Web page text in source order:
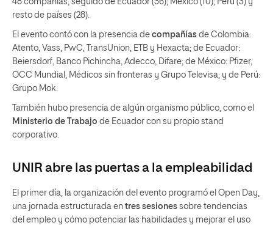
resto de países (28).
El evento contó con la presencia de compañías de Colombia:
Atento, Vass, PwC, TransUnion, ETB y Hexacta; de Ecuador:
Beiersdorf, Banco Pichincha, Adecco, Difare; de México: Pfizer,
OCC Mundial, Médicos sin fronteras y Grupo Televisa; y de Perú:
Grupo Mok.
También hubo presencia de algún organismo público, como el
Ministerio de Trabajo de Ecuador con su propio stand
corporativo.
UNIR abre las puertas a la empleabilidad
El primer día, la organización del evento programó el Open Day,
una jornada estructurada en tres sesiones sobre tendencias
del empleo y cómo potenciar las habilidades y mejorar el uso